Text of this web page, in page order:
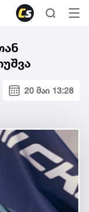
20 მაი 13:28